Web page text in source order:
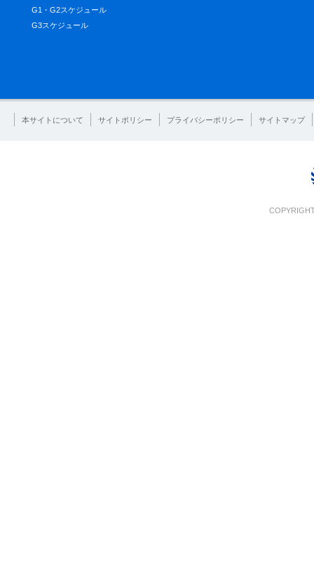
G1・G2スケジュール
G3スケジュール
本サイトについて サイトポリシー プライバシーポリシー サイトマップ